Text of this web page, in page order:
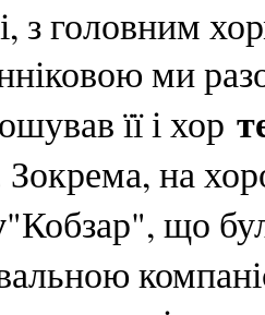
з головним
ми
її і хор
Зокрема, на
"Кобзар", що